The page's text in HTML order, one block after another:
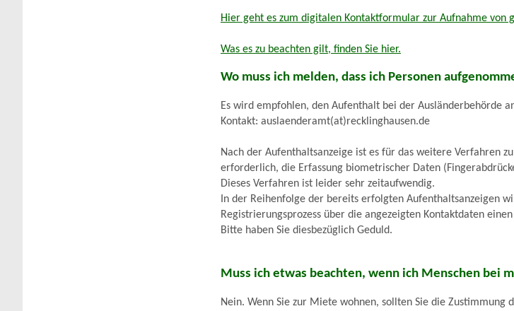
Hier geht es zum digitalen Kontaktformular zur Aufnahme von
Was es zu beachten gilt, finden Sie hier.
Wo muss ich melden, dass ich Personen
Es wird empfohlen, den Aufenthalt bei der Ausländerbehörde
Kontakt: auslaenderamt(at)recklinghausen.de
Nach der Aufenthaltsanzeige ist es für das weitere Verfahren
erforderlich, die Erfassung biometrischer Daten
Dieses Verfahren ist leider sehr zeitaufwendig.
In der Reihenfolge der bereits erfolgten Aufenthaltsanzeigen
Registrierungsprozess über die angezeigten Kontaktdaten
Bitte haben Sie diesbezüglich Geduld.
Muss ich etwas beachten, wenn ich Menschen bei
Nein. Wenn Sie zur Miete wohnen, sollten Sie die Zustimmung